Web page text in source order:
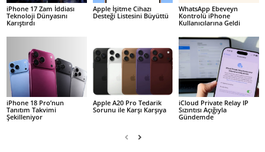
iPhone 17 Zam İddiası
Teknoloji Dünyasını
Karıştırdı
Apple İşitme Cihazı
Desteği Listesini Büyüttü
WhatsApp Ebeveyn
Kontrolü iPhone
Kullanıcılarına Geldi
iPhone 18 Pro’nun
Tanıtım Takvimi
Şekilleniyor
Apple A20 Pro Tedarik
Sorunu ile Karşı Karşıya
iCloud Private Relay IP
Sızıntısı Açığıyla
Gündemde